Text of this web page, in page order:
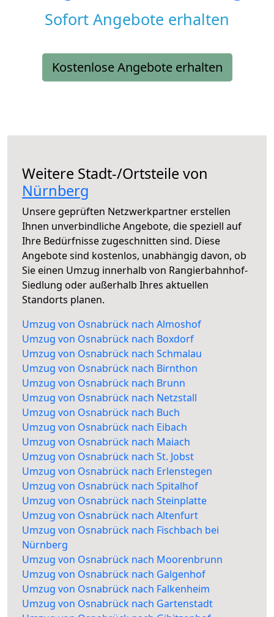
Sofort Angebote erhalten
Kostenlose Angebote erhalten
Weitere Stadt-/Ortsteile von
Nürnberg
Unsere geprüften Netzwerkpartner erstellen
Ihnen unverbindliche Angebote, die speziell auf
Ihre Bedürfnisse zugeschnitten sind. Diese
Angebote sind kostenlos, unabhängig davon, ob
Sie einen Umzug innerhalb von Rangierbahnhof-
Siedlung oder außerhalb Ihres aktuellen
Standorts planen.
Umzug von Osnabrück nach Almoshof
Umzug von Osnabrück nach Boxdorf
Umzug von Osnabrück nach Schmalau
Umzug von Osnabrück nach Birnthon
Umzug von Osnabrück nach Brunn
Umzug von Osnabrück nach Netzstall
Umzug von Osnabrück nach Buch
Umzug von Osnabrück nach Eibach
Umzug von Osnabrück nach Maiach
Umzug von Osnabrück nach St. Jobst
Umzug von Osnabrück nach Erlenstegen
Umzug von Osnabrück nach Spitalhof
Umzug von Osnabrück nach Steinplatte
Umzug von Osnabrück nach Altenfurt
Umzug von Osnabrück nach Fischbach bei
Nürnberg
Umzug von Osnabrück nach Moorenbrunn
Umzug von Osnabrück nach Galgenhof
Umzug von Osnabrück nach Falkenheim
Umzug von Osnabrück nach Gartenstadt